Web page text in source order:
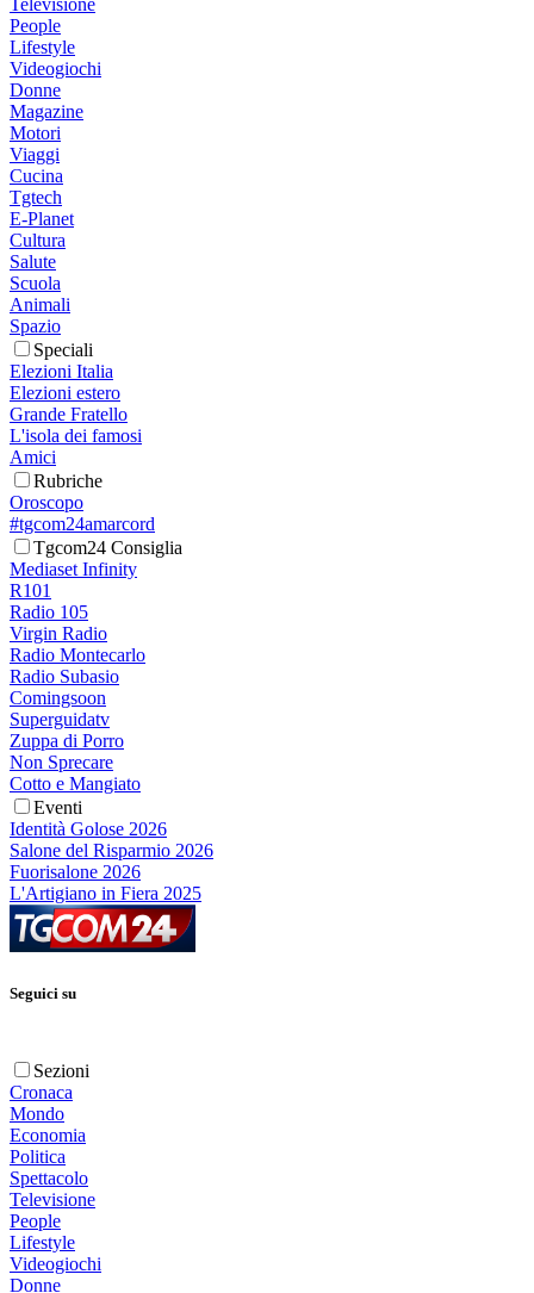
Televisione
People
Lifestyle
Videogiochi
Donne
Magazine
Motori
Viaggi
Cucina
Tgtech
E-Planet
Cultura
Salute
Scuola
Animali
Spazio
Speciali
Elezioni Italia
Elezioni estero
Grande Fratello
L'isola dei famosi
Amici
Rubriche
Oroscopo
#tgcom24amarcord
Tgcom24 Consiglia
Mediaset Infinity
R101
Radio 105
Virgin Radio
Radio Montecarlo
Radio Subasio
Comingsoon
Superguidatv
Zuppa di Porro
Non Sprecare
Cotto e Mangiato
Eventi
Identità Golose 2026
Salone del Risparmio 2026
Fuorisalone 2026
L'Artigiano in Fiera 2025
Seguici su
Sezioni
Cronaca
Mondo
Economia
Politica
Spettacolo
Televisione
People
Lifestyle
Videogiochi
Donne